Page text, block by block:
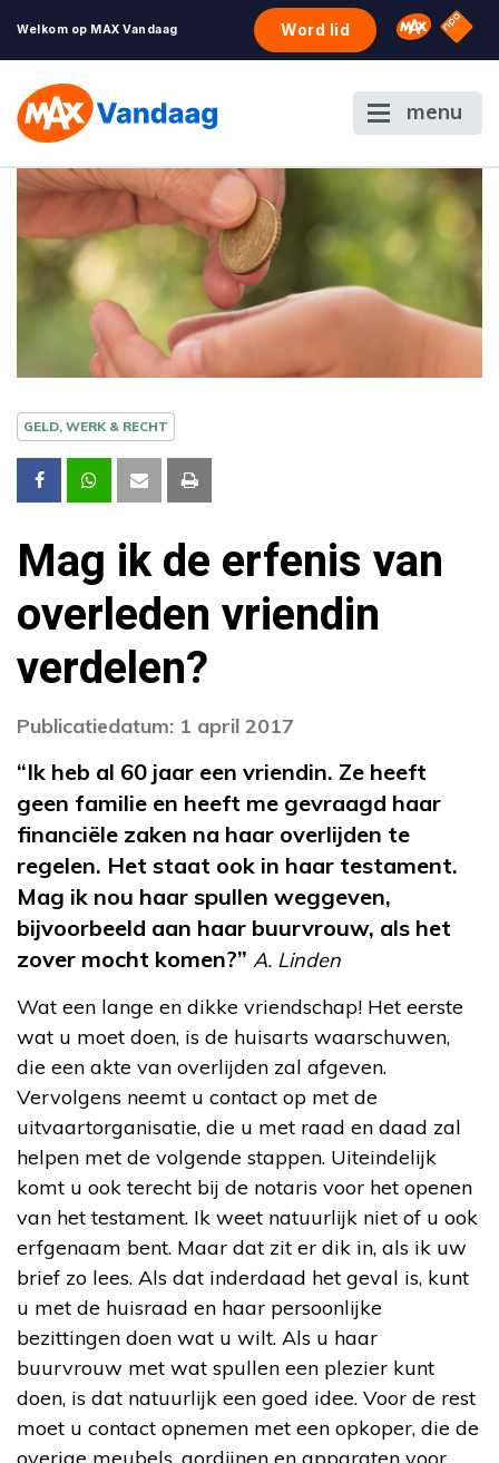
Welkom op MAX Vandaag Word lid Omroep
NPO
menu
GELD, WERK & RECHT
Mag ik de erfenis van
overleden vriendin
verdelen?
Publicatiedatum: 1 april 2017
“Ik heb al 60 jaar een vriendin. Ze heeft
geen familie en heeft me gevraagd haar
financiële zaken na haar overlijden te
regelen. Het staat ook in haar testament.
Mag ik nou haar spullen weggeven,
bijvoorbeeld aan haar buurvrouw, als het
zover mocht komen?” A. Linden
Wat een lange en dikke vriendschap! Het eerste
wat u moet doen, is de huisarts waarschuwen,
die een akte van overlijden zal afgeven.
Vervolgens neemt u contact op met de
uitvaartorganisatie, die u met raad en daad zal
helpen met de volgende stappen. Uiteindelijk
komt u ook terecht bij de notaris voor het openen
van het testament. Ik weet natuurlijk niet of u ook
erfgenaam bent. Maar dat zit er dik in, als ik uw
brief zo lees. Als dat inderdaad het geval is, kunt
u met de huisraad en haar persoonlijke
bezittingen doen wat u wilt. Als u haar
buurvrouw met wat spullen een plezier kunt
doen, is dat natuurlijk een goed idee. Voor de rest
moet u contact opnemen met een opkoper, die de
overige meubels, gordijnen en apparaten voor